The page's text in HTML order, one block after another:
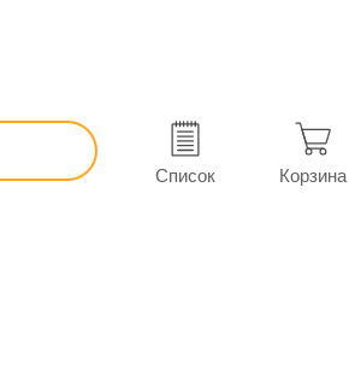
Список Корзина
с витамин С табл. жев. №20 (10х2)